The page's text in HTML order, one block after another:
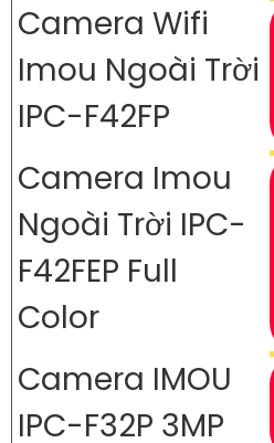
Camera Wifi
Imou Ngoài Trời
IPC-F42FP
Camera Imou
Ngoài Trời IPC-
F42FEP Full
Color
Camera IMOU
IPC-F32P 3MP